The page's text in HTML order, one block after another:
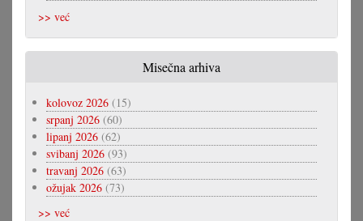
>> već
Misečna arhiva
kolovoz 2026 (15)
srpanj 2026 (60)
lipanj 2026 (62)
svibanj 2026 (93)
travanj 2026 (63)
ožujak 2026 (73)
>> već